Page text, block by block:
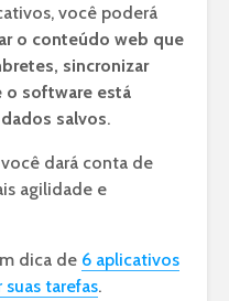
você poderá
o conteúdo web que
sincronizar
software está
salvos.
dará conta de
agilidade e
dica de 6 aplicativos
tarefas.